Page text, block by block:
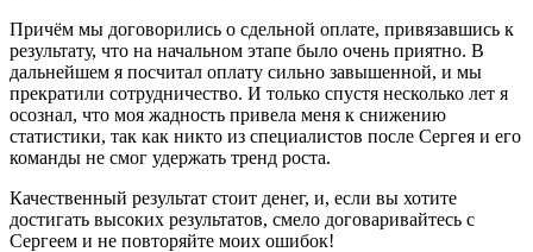
Причём мы договорились о сдельной оплате, привязавшись к
результату, что на начальном этапе было очень приятно. В
дальнейшем я посчитал оплату сильно завышенной, и мы
прекратили сотрудничество. И только спустя несколько лет я
осознал, что моя жадность привела меня к снижению
статистики, так как никто из специалистов после Сергея и его
команды не смог удержать тренд роста.
Качественный результат стоит денег, и, если вы хотите
достигать высоких результатов, смело договаривайтесь с
Сергеем и не повторяйте моих ошибок!